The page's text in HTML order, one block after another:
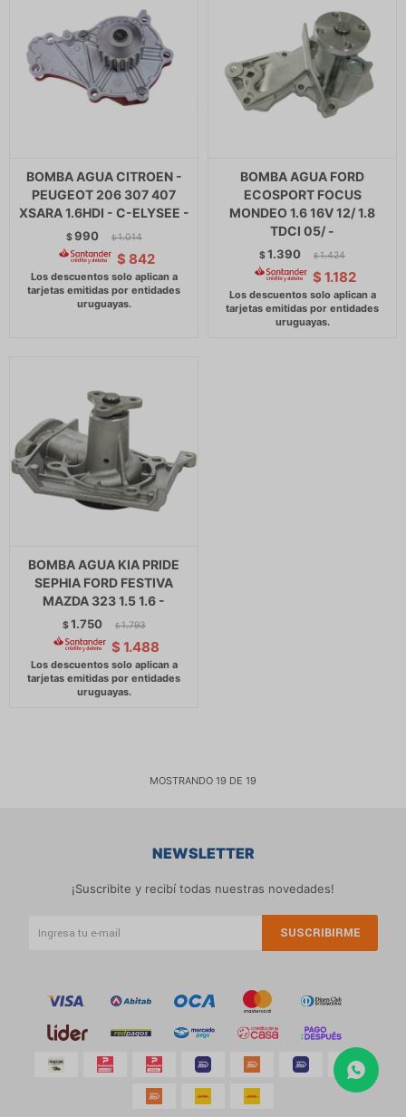
BOMBA AGUA CITROEN -
PEUGEOT 206 307 407
XSARA 1.6HDI - C-ELYSEE -
$990 $ 1.014
$ 842
BOMBA AGUA FORD
ECOSPORT FOCUS
MONDEO 1.6 16V 12/ 1.8
TDCI 05/ -
$1.390 $ 1.424
$ 1.182
BOMBA AGUA KIA PRIDE
SEPHIA FORD FESTIVA
MAZDA 323 1.5 1.6 -
$1.750 $ 1.793
$ 1.488
MOSTRANDO 19 DE 19
NEWSLETTER
¡Suscribite y recibí todas nuestras novedades!
SUSCRIBIRME